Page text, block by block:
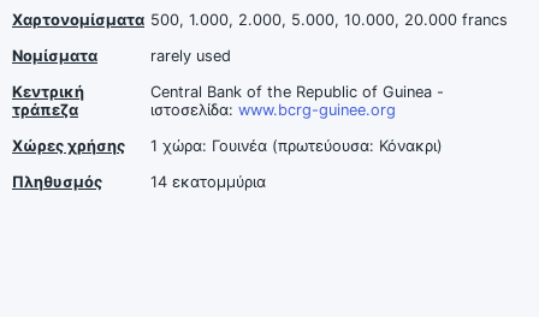
Χαρτονομίσματα 500, 1.000, 2.000, 5.000, 10.000, 20.000 francs
Νομίσματα
rarely used
Κεντρική
τράπεζα
Central Bank of the Republic of Guinea -
ιστοσελίδα: www.bcrg-guinee.org
Χώρες χρήσης
1 χώρα: Γουινέα (πρωτεύουσα: Κόνακρι)
Πληθυσμός
14 εκατομμύρια